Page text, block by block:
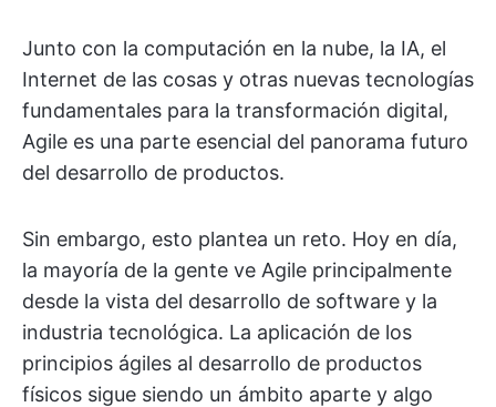
Junto con la computación en la nube, la IA, el
Internet de las cosas y otras nuevas tecnologías
fundamentales para la transformación digital,
Agile es una parte esencial del panorama futuro
del desarrollo de productos.
Sin embargo, esto plantea un reto. Hoy en día,
la mayoría de la gente ve Agile principalmente
desde la vista del desarrollo de software y la
industria tecnológica. La aplicación de los
principios ágiles al desarrollo de productos
físicos sigue siendo un ámbito aparte y algo